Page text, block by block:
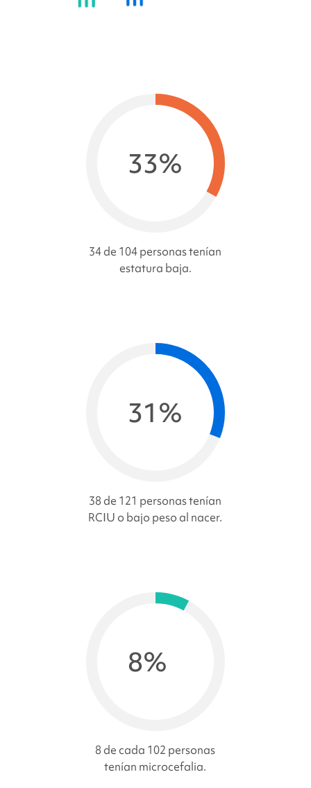
33%
34 de 104 personas tenían
estatura baja.
31%
38 de 121 personas tenían
RCIU o bajo peso al nacer.
8%
8 de cada 102 personas
tenían microcefalia.